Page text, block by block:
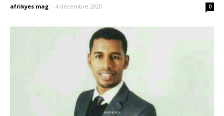
afrikyes mag - 4 décembre 2020 0